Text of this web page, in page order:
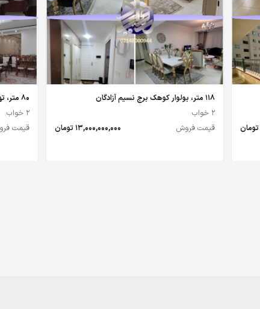
118 متر، بولوار کوهک برج نسیم آزادگان
2 خواب
قیمت فروش
13,000,000,000 تومان
80 متر، تهرانسر
2 خواب
قیمت